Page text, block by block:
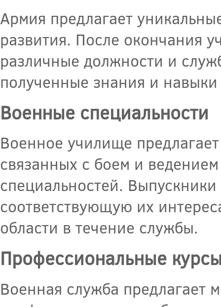
Армия предлагает
развития. После окончания
различные должности и
полученные знания и навыки
Военные специальности
Военное училище
связанных с боем и
специальностей.
соответствующую их
области в течение службы.
Профессиональные
Военная служба предлагает